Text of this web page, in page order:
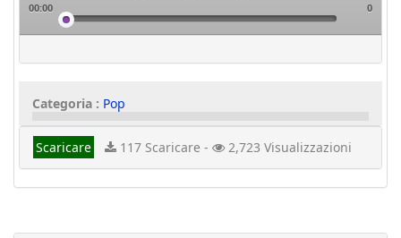
00:00 0
Categoria : Pop
Scaricare 117 Scaricare - 2,723 Visualizzazioni